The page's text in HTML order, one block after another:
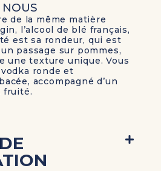
NOUS
de la même matière
l’alcool de blé français,
est sa rondeur, qui est
passage sur pommes,
une texture unique. Vous
ronde et
accompagné d’un
fruité.